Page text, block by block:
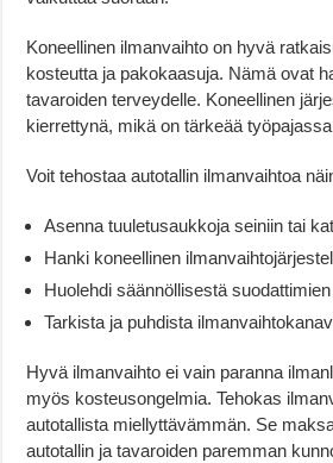
Koneellinen ilmanvaihto on hyvä
kosteutta ja pakokaasuja. Nämä ovat
tavaroiden terveydelle. Koneellinen
kierrettynä, mikä on tärkeää
Voit tehostaa autotallin ilmanvaihtoa
Asenna tuuletusaukkoja seiniin tai
Hanki koneellinen
Huolehdi säännöllisestä
Tarkista ja puhdista
Hyvä ilmanvaihto ei vain paranna
myös kosteusongelmia. Tehokas
autotallista miellyttävämmän. Se
autotallin ja tavaroiden paremman